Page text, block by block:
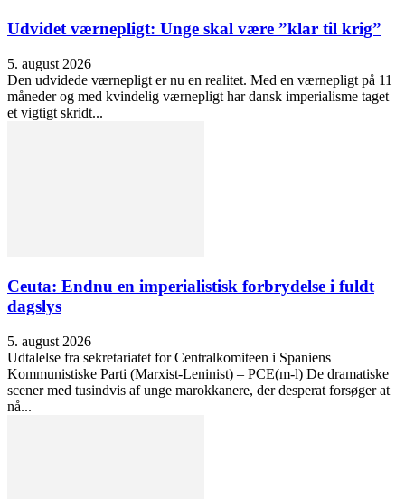
Udvidet værnepligt: Unge skal være ”klar til krig”
5. august 2026
Den udvidede værnepligt er nu en realitet. Med en værnepligt på 11
måneder og med kvindelig værnepligt har dansk imperialisme taget
et vigtigt skridt...
Ceuta: Endnu en imperialistisk forbrydelse i fuldt
dagslys
5. august 2026
Udtalelse fra sekretariatet for Centralkomiteen i Spaniens
Kommunistiske Parti (Marxist-Leninist) – PCE(m-l) De dramatiske
scener med tusindvis af unge marokkanere, der desperat forsøger at
nå...